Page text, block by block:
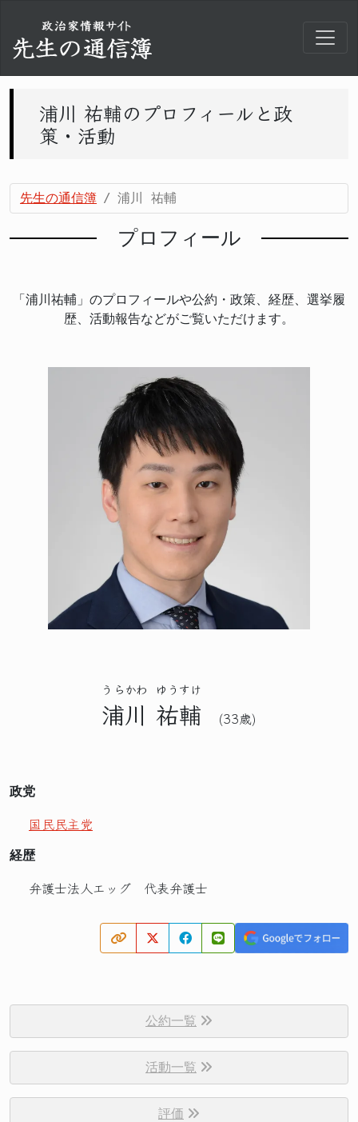
浦川 祐輔のプロフィールと政
策・活動
先生の通信簿 浦川 祐輔
プロフィール
「浦川祐輔」のプロフィールや公約・政策、経歴、選挙履
歴、活動報告などがご覧いただけます。
浦川
うらかわ
祐輔
ゆうすけ
(33歳)
政党
国民民主党
経歴
弁護士法人エッグ 代表弁護士
公約一覧
活動一覧
評価